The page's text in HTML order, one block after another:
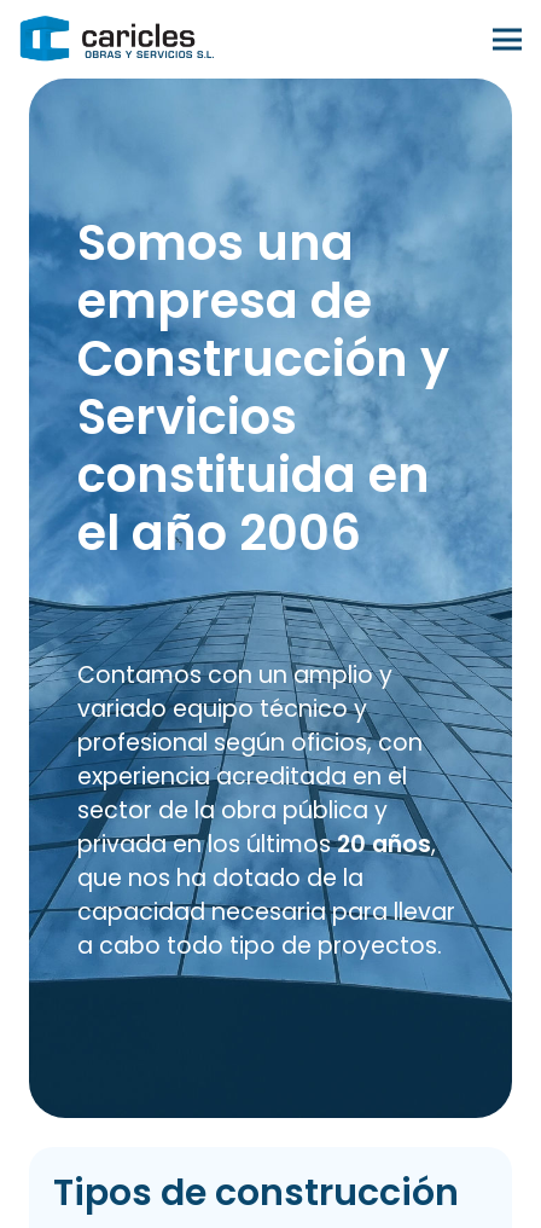
Somos una
empresa de
Construcción y
Servicios
constituida en
el año 2006
Contamos con un amplio y
variado equipo técnico y
profesional según oficios, con
experiencia acreditada en el
sector de la obra pública y
privada en los últimos20 años,
que nos ha dotado de la
capacidad necesaria para llevar
a cabo todo tipo de proyectos.
Tipos de construcción